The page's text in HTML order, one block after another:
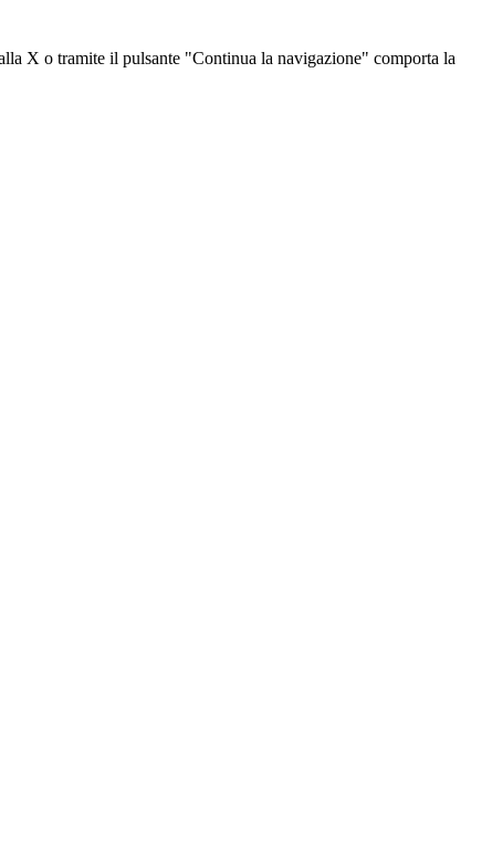
X o tramite il pulsante "Continua la navigazione" comporta la